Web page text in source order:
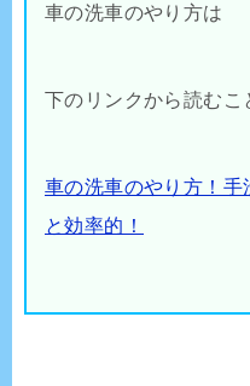
車の洗車のやり方は
下のリンクから読むこ
車の洗車のやり方！手
と効率的！